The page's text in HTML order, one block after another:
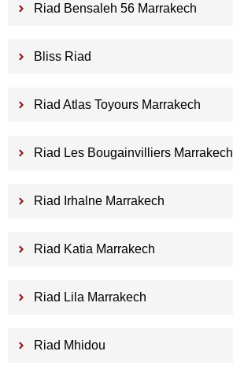
Riad Bensaleh 56 Marrakech
Bliss Riad
Riad Atlas Toyours Marrakech
Riad Les Bougainvilliers Marrakech
Riad Irhalne Marrakech
Riad Katia Marrakech
Riad Lila Marrakech
Riad Mhidou